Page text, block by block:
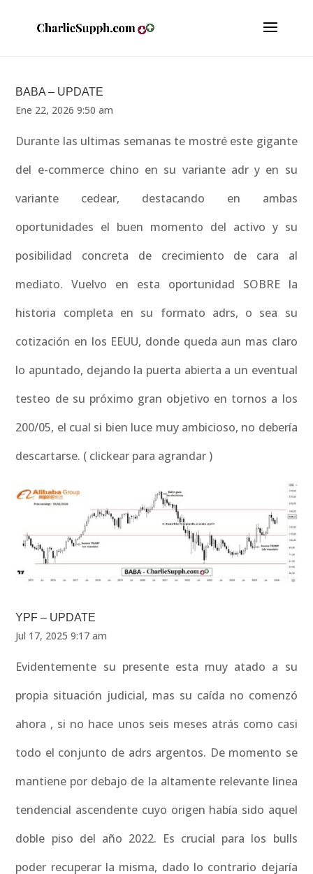
BABA – UPDATE
Ene 22, 2026 9:50 am
Durante las ultimas semanas te mostré este gigante
del e-commerce chino en su variante adr y en su
variante cedear, destacando en ambas
oportunidades el buen momento del activo y su
posibilidad concreta de crecimiento de cara al
mediato. Vuelvo en esta oportunidad SOBRE la
historia completa en su formato adrs, o sea su
cotización en los EEUU, donde queda aun mas claro
lo apuntado, dejando la puerta abierta a un eventual
testeo de su próximo gran objetivo en tornos a los
200/05, el cual si bien luce muy ambicioso, no debería
descartarse. ( clickear para agrandar )
YPF – UPDATE
Jul 17, 2025 9:17 am
Evidentemente su presente esta muy atado a su
propia situación judicial, mas su caída no comenzó
ahora , si no hace unos seis meses atrás como casi
todo el conjunto de adrs argentos. De momento se
mantiene por debajo de la altamente relevante linea
tendencial ascendente cuyo origen había sido aquel
doble piso del año 2022. Es crucial para los bulls
poder recuperar la misma, dado lo contrario dejaría